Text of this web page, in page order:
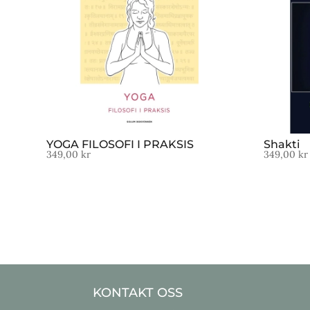
YOGA FILOSOFI I PRAKSIS
349,00kr
Shakti
349,00kr
KONTAKT OSS